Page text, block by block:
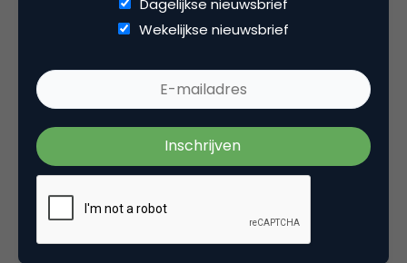
(digitale) dialoog te gaan met de meest
engaged prospect of klant enerzijds en door
beter gebruik te maken van klantpsychologie
Niet lukraak meer online content uitspuwen
dus. Maar relevante & nuttige antwoorden
bieden voor jouw prospects en klanten.
Wekelijkse nieuwsbrief